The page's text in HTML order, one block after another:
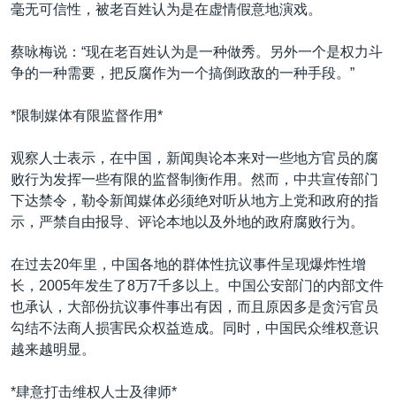
毫无可信性，被老百姓认为是在虚情假意地演戏。
蔡咏梅说：“现在老百姓认为是一种做秀。另外一个是权力斗
争的一种需要，把反腐作为一个搞倒政敌的一种手段。”
*限制媒体有限监督作用*
观察人士表示，在中国，新闻舆论本来对一些地方官员的腐
败行为发挥一些有限的监督制衡作用。然而，中共宣传部门
下达禁令，勒令新闻媒体必须绝对听从地方上党和政府的指
示，严禁自由报导、评论本地以及外地的政府腐败行为。
在过去20年里，中国各地的群体性抗议事件呈现爆炸性增
长，2005年发生了8万7千多以上。中国公安部门的内部文件
也承认，大部份抗议事件事出有因，而且原因多是贪污官员
勾结不法商人损害民众权益造成。同时，中国民众维权意识
越来越明显。
*肆意打击维权人士及律师*